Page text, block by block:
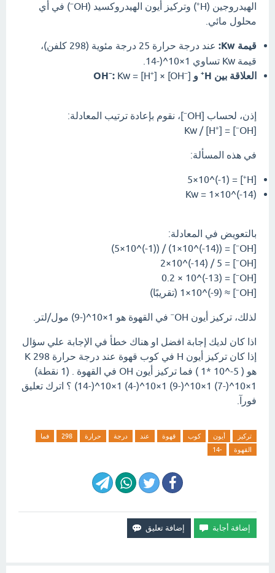
الهيدروجين (H⁺) وتركيز أيون الهيدروكسيد (OH⁻) في أي
محلول مائي.
قيمة Kw:
عند درجة حرارة 25 درجة مئوية (298 كلفن)،
قيمة Kw تساوي 1×10^(-14.
العلاقة بين H⁺ و OH⁻: Kw = [H⁺] × [OH⁻]
إذن، لحساب [OH⁻]، نقوم بإعادة ترتيب المعادلة:
[OH⁻] = Kw / [H⁺]
في هذه المسألة:
[H⁺] = 5×10^(-1)
Kw = 1×10^(-14)
بالتعويض في المعادلة:
[OH⁻] = (1×10^(-14)) / (5×10^(-1))
[OH⁻] = 2×10^(-14) / 5
[OH⁻] = 0.2 × 10^(-13)
[OH⁻] ≈ 1×10^(-9) (تقريبًا)
لذلك، تركيز أيون OH⁻ في القهوة هو 1×10^(-9) مول/لتر.
اذا كان لديك إجابة افضل او هناك خطأ في الإجابة علي سؤال
إذا كان تركيز أيون H في كوب قهوة عند درجة حرارة 298 K
هو ( 5-^10 *1 ) فما تركيز أيون OH في القهوة . (1 نقطة)
1×10^(-7) 1×10^(-9) 1×10^(-4) 1×10^(-14) ؟ اترك تعليق
فورآ.
تركيز أيون كوب قهوة عند درجة حرارة 298
فما
القهوة
-14